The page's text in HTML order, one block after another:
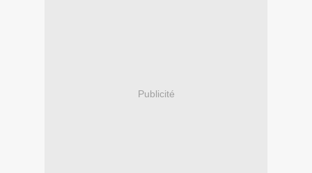
Publicité